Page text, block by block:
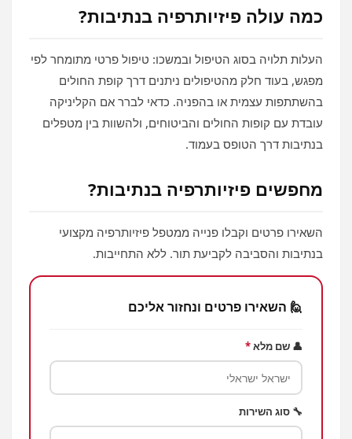
כמה עולה פיזיותרפיה בנתיבות?
העלות תלויה בסוג הטיפול ובמשכו: טיפול פרטי מתומחר לפי
מפגש, בעוד חלק מהטיפולים ניתנים דרך קופת החולים
בהשתתפות עצמית או בהפניה. כדאי לברר אם הקליניקה
עובדת עם קופות החולים והביטוחים, ולהשוות בין מטפלים
בנתיבות דרך הטופס בעמוד.
מחפשים פיזיותרפיה בנתיבות?
השאירו פרטים וקבלו פנייה ממטפל פיזיותרפיה מקצועי
בנתיבות והסביבה לקביעת תור. ללא התחייבות.
🙋 השאירו פרטים ונחזור אליכם
👤 שם מלא*
🔧 סוג השירות